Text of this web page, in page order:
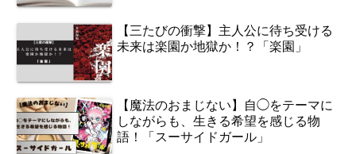
【三たびの衝撃】主人公に待ち受ける
未来は楽園か地獄か！？「楽園」
【魔法のおまじない】自◯をテーマに
しながらも、生きる希望を感じる物
語！「スーサイドガール」